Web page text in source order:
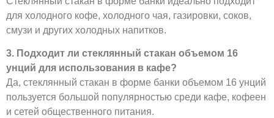
для холодного кофе, холодного чая, газировки, соков,
смузи и других холодных напитков.
3. Подходит ли стеклянный стакан объемом 16
унций для использования в кафе?
Да, стеклянный стакан в форме банки объемом 16 унций
пользуется большой популярностью среди кафе, кофеен
и сетей общественного питания.